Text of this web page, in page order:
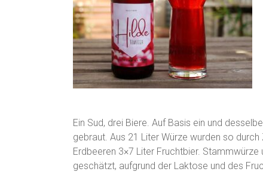
Ein Sud, drei Biere. Auf Basis ein und
gebraut. Aus 21 Liter Würze wurden so
Erdbeeren 3×7 Liter Fruchtbier.
geschätzt, aufgrund der Laktose und des